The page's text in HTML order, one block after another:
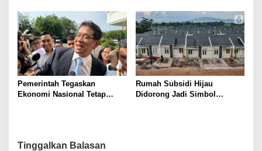
Timah di Air Merbau
Pembinaan Kemandirian
Periode Juli 2026
Pemerintah Tegaskan
Ekonomi Nasional Tetap
Rumah Subsidi Hijau
Didorong Jadi Simbol
Tinggalkan Balasan